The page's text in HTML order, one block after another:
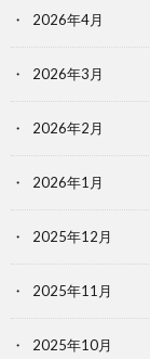
2026年4月
2026年3月
2026年2月
2026年1月
2025年12月
2025年11月
2025年10月